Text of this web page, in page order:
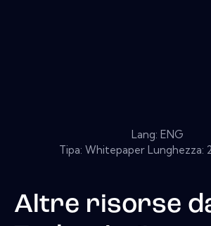
Lang: ENG
Tipa: Whitepaper Lunghezza:
Altre risorse